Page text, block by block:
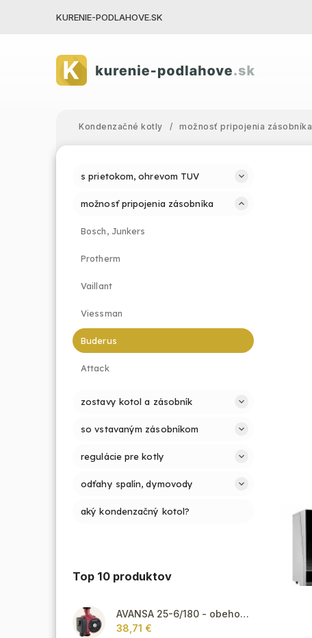
KURENIE-PODLAHOVE.SK
Kondenzačné kotly / možnosť pripojenia zásobníka
s prietokom, ohrevom TUV
možnosť pripojenia zásobníka
Bosch, Junkers
Protherm
Vaillant
Viessman
Buderus
Attack
zostavy kotol a zásobník
so vstavaným zásobníkom
regulácie pre kotly
odťahy spalín, dymovody
aký kondenzačný kotol?
Top 10 produktov
AVANSA 25-6/180 - obehové čerpadlo, pripojovací závit 6/4"
38,71 €